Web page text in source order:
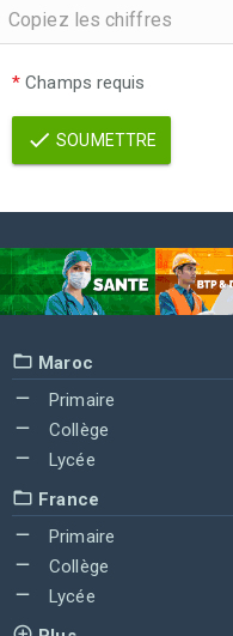
* Champs requis
SOUMETTRE
Maroc
Primaire
Collège
Lycée
France
Primaire
Collège
Lycée